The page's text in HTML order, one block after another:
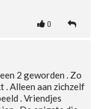
0
2 geworden . Zo
. Alleen aan zichzelf
. Vriendjes